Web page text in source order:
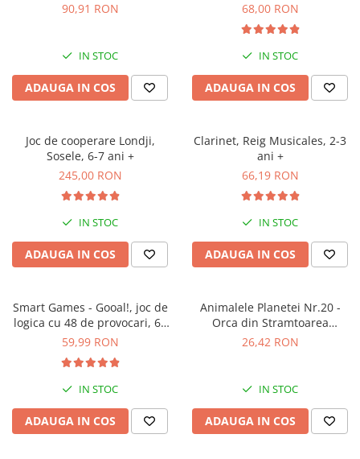
90,91 RON
IN STOC
ADAUGA IN COS
68,00 RON
IN STOC
ADAUGA IN COS
Joc de cooperare Londji,
Sosele, 6-7 ani +
245,00 RON
IN STOC
ADAUGA IN COS
Clarinet, Reig Musicales, 2-3
ani +
66,19 RON
IN STOC
ADAUGA IN COS
Smart Games - Gooal!, joc de
logica cu 48 de provocari, 6+
ani
59,99 RON
IN STOC
ADAUGA IN COS
Animalele Planetei Nr.20 -
Orca din Stramtoarea
Gibraltar
26,42 RON
IN STOC
ADAUGA IN COS